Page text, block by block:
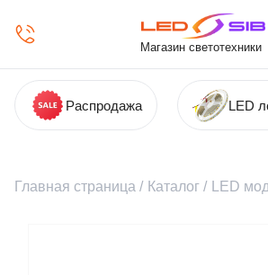
Магазин светотехники
Распродажа LED
Главная страница / Каталог / LED